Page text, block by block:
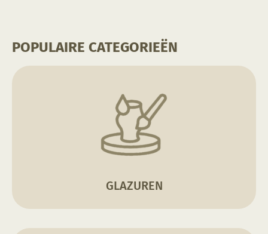
POPULAIRE CATEGORIEËN
GLAZUREN